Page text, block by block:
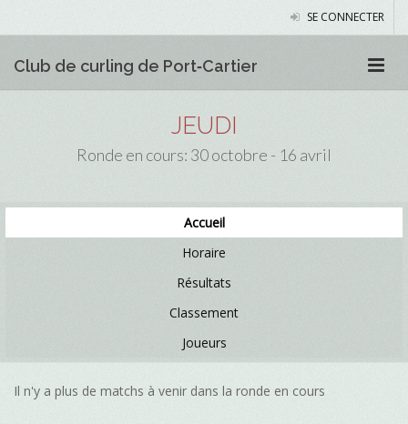
SE CONNECTER
Club de curling de Port‑Cartier
JEUDI
Ronde en cours: 30 octobre - 16 avril
Accueil
Horaire
Résultats
Classement
Joueurs
Il n'y a plus de matchs à venir dans la ronde en cours